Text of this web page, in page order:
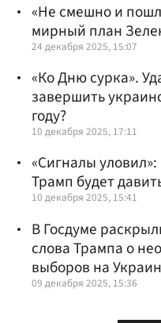
«Не смешно и
мирный план
24 декабря 2025, 15:07
«Ко Дню сурка».
завершить
году?
10 декабря 2025, 17:11
«Сигналы
Трамп будет
10 декабря 2025, 15:41
В Госдуме
слова Трампа о
выборов на
09 декабря 2025, 15:36